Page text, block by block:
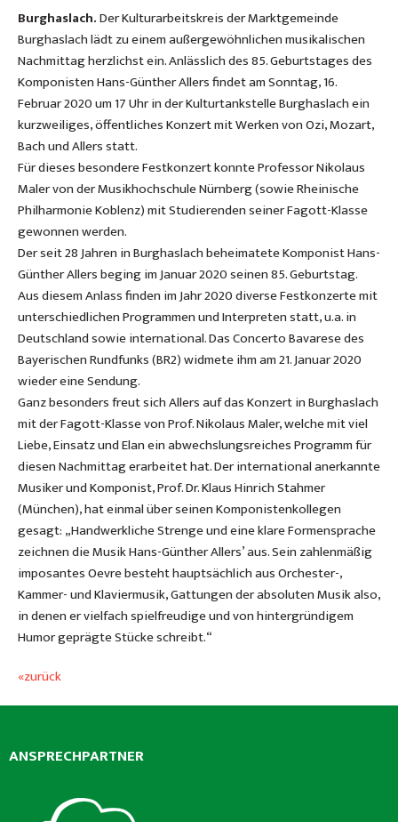
Burghaslach.Der Kulturarbeitskreis der Marktgemeinde
Burghaslach lädt zu einem außergewöhnlichen musikalischen
Nachmittag herzlichst ein. Anlässlich des 85. Geburtstages des
Komponisten Hans-Günther Allers findet am Sonntag, 16.
Februar 2020 um 17 Uhr in der Kulturtankstelle Burghaslach ein
kurzweiliges, öffentliches Konzert mit Werken von Ozi, Mozart,
Bach und Allers statt.
Für dieses besondere Festkonzert konnte Professor Nikolaus
Maler von der Musikhochschule Nürnberg (sowie Rheinische
Philharmonie Koblenz) mit Studierenden seiner Fagott-Klasse
gewonnen werden.
Der seit 28 Jahren in Burghaslach beheimatete Komponist Hans-
Günther Allers beging im Januar 2020 seinen 85. Geburtstag.
Aus diesem Anlass finden im Jahr 2020 diverse Festkonzerte mit
unterschiedlichen Programmen und Interpreten statt, u.a. in
Deutschland sowie international. Das Concerto Bavarese des
Bayerischen Rundfunks (BR2) widmete ihm am 21. Januar 2020
wieder eine Sendung.
Ganz besonders freut sich Allers auf das Konzert in Burghaslach
mit der Fagott-Klasse von Prof. Nikolaus Maler, welche mit viel
Liebe, Einsatz und Elan ein abwechslungsreiches Programm für
diesen Nachmittag erarbeitet hat. Der international anerkannte
Musiker und Komponist, Prof. Dr. Klaus Hinrich Stahmer
(München), hat einmal über seinen Komponistenkollegen
gesagt: „Handwerkliche Strenge und eine klare Formensprache
zeichnen die Musik Hans-Günther Allers’ aus. Sein zahlenmäßig
imposantes Oevre besteht hauptsächlich aus Orchester-,
Kammer- und Klaviermusik, Gattungen der absoluten Musik also,
in denen er vielfach spielfreudige und von hintergründigem
Humor geprägte Stücke schreibt.“
«zurück
ANSPRECHPARTNER